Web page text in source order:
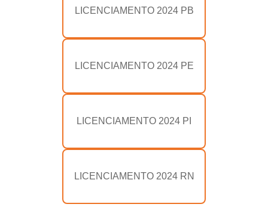
LICENCIAMENTO 2024 PB
LICENCIAMENTO 2024 PE
LICENCIAMENTO 2024 PI
LICENCIAMENTO 2024 RN